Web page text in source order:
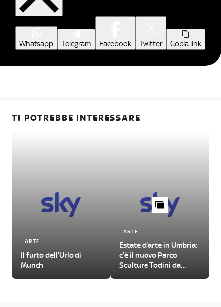
Whatsapp Telegram Facebook Twitter Copia link
TI POTREBBE INTERESSARE
ARTE
Il furto dell'Urlo di
Munch
ARTE
Estate d'arte in Umbria:
c'è il nuovo Parco
Sculture Todini da